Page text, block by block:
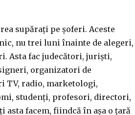
supărați pe șoferi. Aceste
nu trei luni înainte de alegeri,
Asta fac judecători, juriști,
organizatori de
TV, radio, marketologi,
studenți, profesori, directori,
asta facem, fiindcă în așa o țară